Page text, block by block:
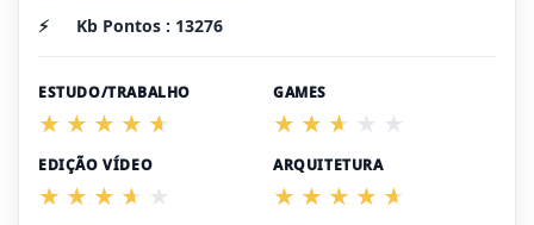
⚡
Kb Pontos : 13276
ESTUDO/TRABALHO GAMES
EDIÇÃO VÍDEO ARQUITETURA